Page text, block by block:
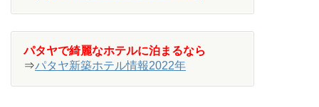
パタヤで綺麗なホテルに泊まるなら
⇒パタヤ新築ホテル情報2022年